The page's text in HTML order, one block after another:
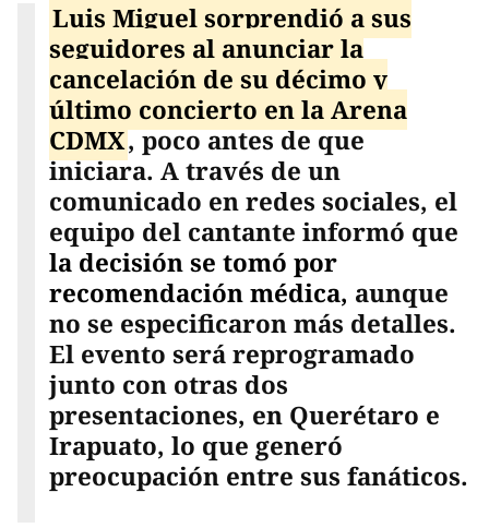
Luis Miguel sorprendió a sus
seguidores al anunciarla
cancelación de su décimo y
último concierto en la Arena
CDMX, poco antes de que
iniciara. A través de un
comunicado en redes sociales, el
equipo del cantante informó que
la decisión se tomó por
recomendación médica, aunque
no se especificaron más detalles.
El evento será reprogramado
junto con otras dos
presentaciones, en Querétaro e
Irapuato, lo que generó
preocupación entre sus fanáticos.